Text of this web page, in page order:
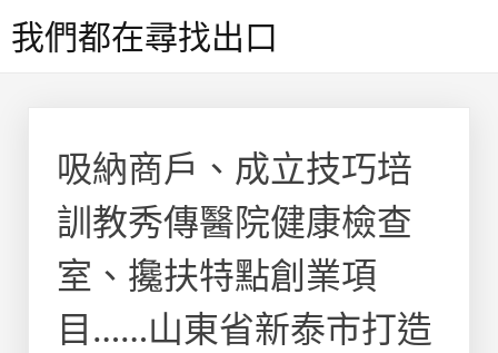
to我們都在尋找出口
吸納商戶、成立技巧培
訓教秀傳醫院健康檢查
室、攙扶特點創業項
目……山東省新泰市打造